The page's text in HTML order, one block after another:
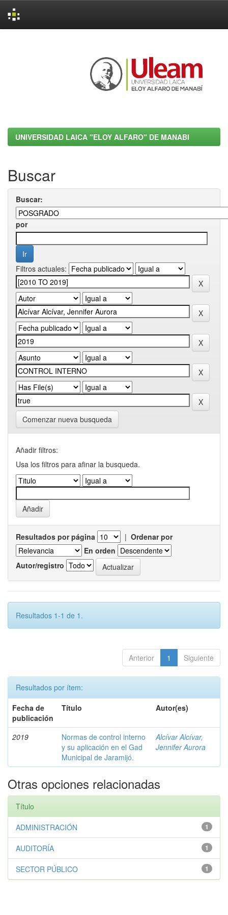
UNIVERSIDAD LAICA "ELOY ALFARO" DE MANABI
Buscar
Buscar:
por
Filtros actuales:
Comenzar nueva busqueda
Añadir filtros:
Usa los filtros para afinar la busqueda.
Resultados por página | Ordenar por
En orden
Autor/registro
Resultados 1-1 de 1.
Anterior 1 Siguiente
Resultados por ítem:
Fecha de
publicación
Título Autor(es)
2019
Normas de control interno
y su aplicación en el Gad
Municipal de Jaramijó.
Alcívar Alcívar,
Jennifer Aurora
Otras opciones relacionadas
Título
1
ADMINISTRACIÓN
1
AUDITORÍA
1
SECTOR PÚBLICO